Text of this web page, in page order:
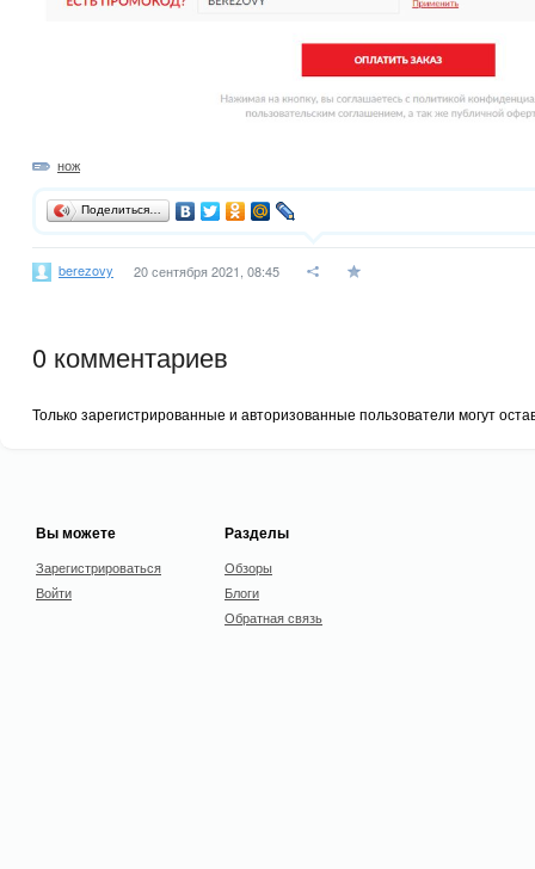
нож
Поделиться…
berezovy 20 сентября 2021, 08:45
0 комментариев
Только зарегистрированные и авторизованные пользователи могут
Вы можете
Зарегистрироваться
Войти
Разделы
Обзоры
Блоги
Обратная связь